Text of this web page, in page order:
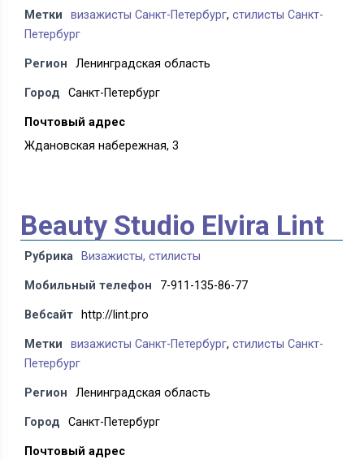
Метки визажисты Санкт-Петербург,стилисты Санкт-
Петербург
Регион Ленинградская область
Город Санкт-Петербург
Почтовый адрес
Ждановская набережная, 3
Beauty Studio Elvira Lint
Рубрика Визажисты, стилисты
Мобильный телефон 7-911-135-86-77
Вебсайт http://lint.pro
Метки визажисты Санкт-Петербург,стилисты Санкт-
Петербург
Регион Ленинградская область
Город Санкт-Петербург
Почтовый адрес